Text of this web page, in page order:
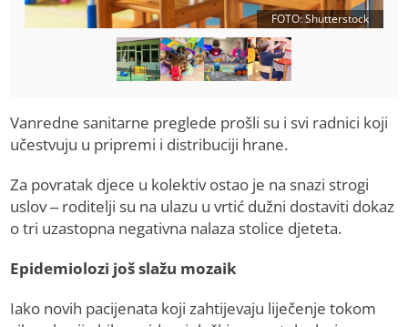
FOTO: Shutterstock
Vanredne sanitarne preglede prošli su i svi radnici koji
učestvuju u pripremi i distribuciji hrane.
Za povratak djece u kolektiv ostao je na snazi strogi
uslov – roditelji su na ulazu u vrtić dužni dostaviti dokaz
o tri uzastopna negativna nalaza stolice djeteta.
Epidemiolozi još slažu mozaik
Iako novih pacijenata koji zahtijevaju liječenje tokom